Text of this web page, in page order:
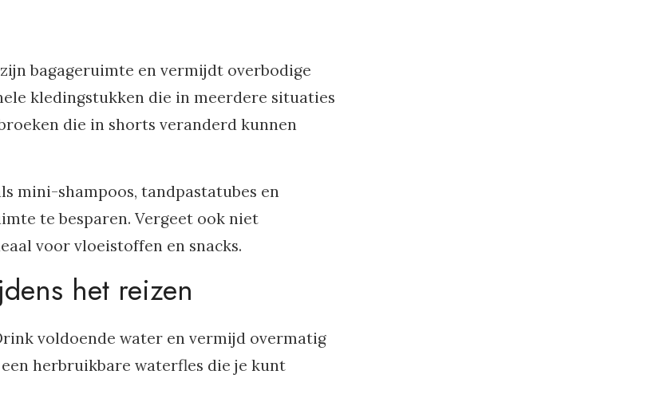
bagageruimte en vermijdt overbodige
kledingstukken die in meerdere situaties
die in shorts veranderd kunnen
mini-shampoos, tandpastatubes en
te besparen. Vergeet ook niet
voor vloeistoffen en snacks.
het reizen
voldoende water en vermijd overmatig
herbruikbare waterfles die je kunt